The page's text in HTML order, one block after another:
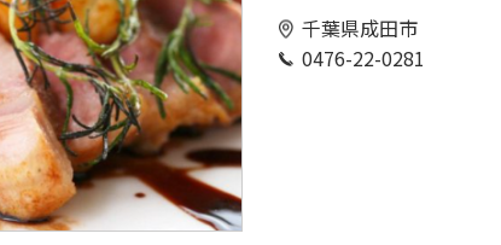
千葉県成田市
0476-22-0281